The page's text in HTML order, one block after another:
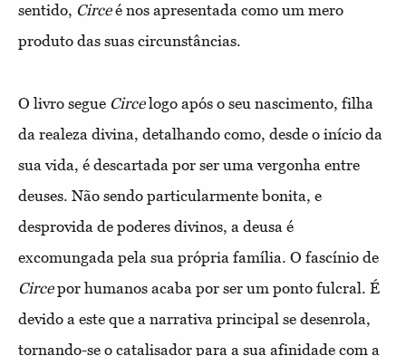
sentido, Circeé nos apresentada como um mero
produto das suas circunstâncias.
O livro segue Circelogo após o seu nascimento, filha
da realeza divina, detalhando como, desde o início da
sua vida, é descartada por ser uma vergonha entre
deuses. Não sendo particularmente bonita, e
desprovida de poderes divinos, a deusa é
excomungada pela sua própria família. O fascínio de
Circepor humanos acaba por ser um ponto fulcral. É
devido a este que a narrativa principal se desenrola,
tornando-se o catalisador para a sua afinidade com a